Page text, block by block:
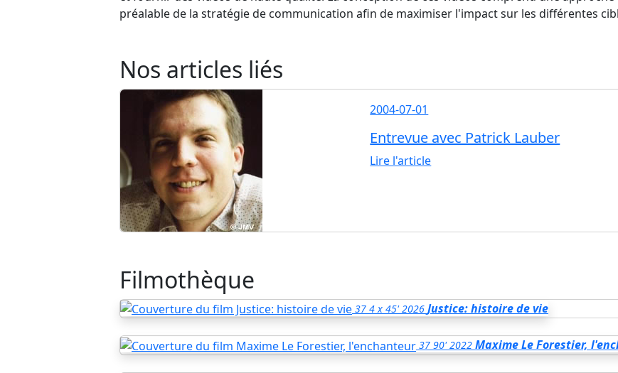
préalable de la stratégie de communication afin de maximiser l'impact sur les différentes
Nos articles liés
2004-07-01
Entrevue avec Patrick Lauber
Lire l'article
Filmothèque
37 4 x 45' 2026 Justice: histoire de vie
37 90' 2022 Maxime Le Forestier,